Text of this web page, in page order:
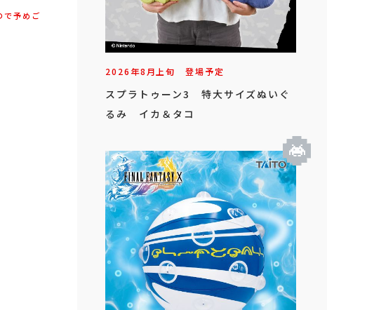
で予めご
2026年8月上旬 登場予定
スプラトゥーン3 特大サイズぬいぐ
るみ イカ＆タコ